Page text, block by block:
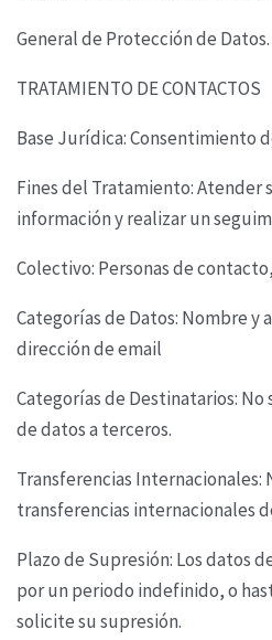
General de Protección de Datos.
TRATAMIENTO DE CONTACTOS
Base Jurídica: Consentimiento
Fines del Tratamiento: Atender
información y realizar un
Colectivo: Personas de
Categorías de Datos: Nombre
dirección de email
Categorías de Destinatarios:
de datos a terceros.
Transferencias Internacionales:
transferencias internacionales
Plazo de Supresión: Los datos
por un periodo indefinido, o
solicite su supresión.